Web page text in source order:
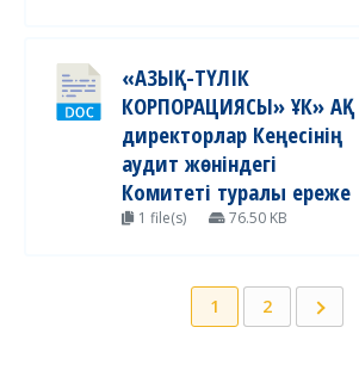
«АЗЫҚ-ТҮЛІК
КОРПОРАЦИЯСЫ» ҰК» АҚ
директорлар Кеңесінің
аудит жөніндегі
Комитеті туралы ереже
1 file(s) 76.50 KB
1 2